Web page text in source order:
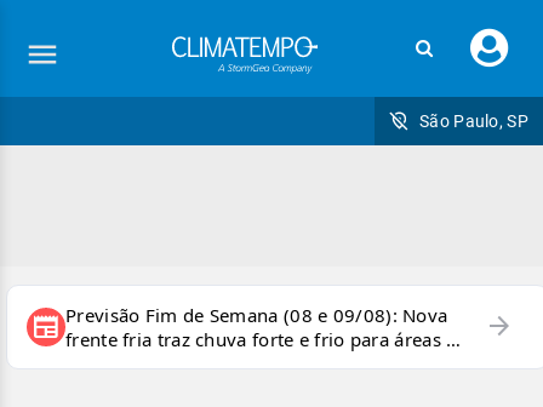
seu
São Paulo, SP
newspaper Previsão Fim de Semana (08 e 09/08): Nova
frente fria traz chuva forte e frio para áreas do
país
arrow_forward